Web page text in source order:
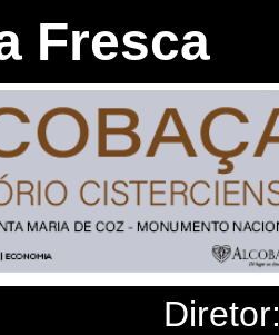
Fresca